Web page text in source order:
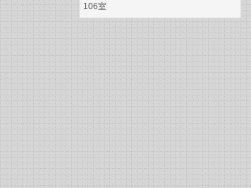
106室